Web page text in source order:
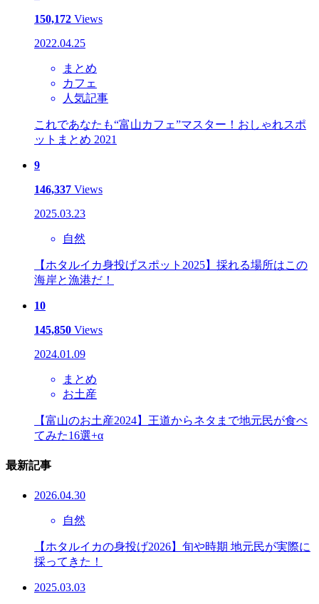
150,172 Views
2022.04.25
まとめ
カフェ
人気記事
これであなたも“富山カフェ”マスター！おしゃれスポ
ットまとめ 2021
9
146,337 Views
2025.03.23
自然
【ホタルイカ身投げスポット2025】採れる場所はこの
海岸と漁港だ！
10
145,850 Views
2024.01.09
まとめ
お土産
【富山のお土産2024】王道からネタまで地元民が食べ
てみた16選+α
最新記事
2026.04.30
自然
【ホタルイカの身投げ2026】旬や時期 地元民が実際に
採ってきた！
2025.03.03